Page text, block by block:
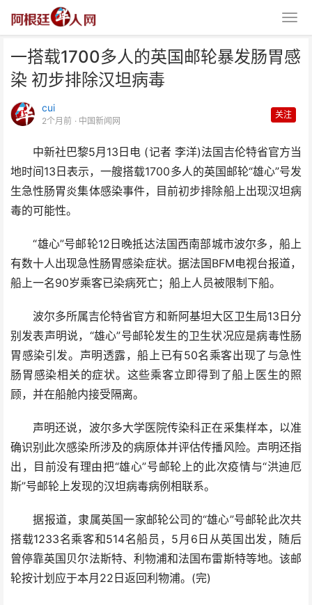
一搭载1700多人的英国邮轮暴发肠胃感
染 初步排除汉坦病毒
cui
2个月前 · 中国新闻网
关注
中新社巴黎5月13日电 (记者 李洋)法国吉伦特省官方当
地时间13日表示，一艘搭载1700多人的英国邮轮“雄心”号发
生急性肠胃炎集体感染事件，目前初步排除船上出现汉坦病
毒的可能性。
“雄心”号邮轮12日晚抵达法国西南部城市波尔多，船上
有数十人出现急性肠胃感染症状。据法国BFM电视台报道，
船上一名90岁乘客已染病死亡；船上人员被限制下船。
波尔多所属吉伦特省官方和新阿基坦大区卫生局13日分
别发表声明说，“雄心”号邮轮发生的卫生状况应是病毒性肠
胃感染引发。声明透露，船上已有50名乘客出现了与急性
肠胃感染相关的症状。这些乘客立即得到了船上医生的照
顾，并在船舱内接受隔离。
声明还说，波尔多大学医院传染科正在采集样本，以准
确识别此次感染所涉及的病原体并评估传播风险。声明还指
出，目前没有理由把“雄心”号邮轮上的此次疫情与“洪迪厄
斯”号邮轮上发现的汉坦病毒病例相联系。
据报道，隶属英国一家邮轮公司的“雄心”号邮轮此次共
搭载1233名乘客和514名船员，5月6日从英国出发，随后
曾停靠英国贝尔法斯特、利物浦和法国布雷斯特等地。该邮
轮按计划应于本月22日返回利物浦。(完)
一搭载1700多人的英国邮轮暴发
肠胃感染 初步排除汉